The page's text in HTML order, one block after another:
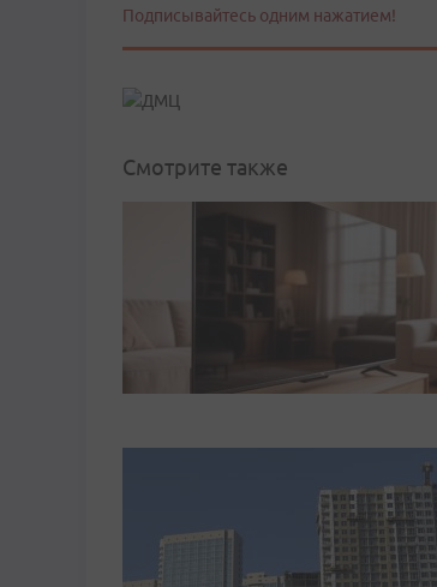
Подписывайтесь одним нажатием!
Смотрите также